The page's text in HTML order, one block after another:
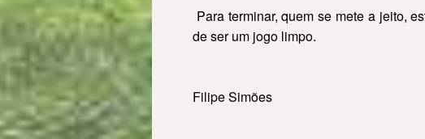
Para terminar, quem se mete a jeito,
de ser um jogo limpo.
Filipe Simões